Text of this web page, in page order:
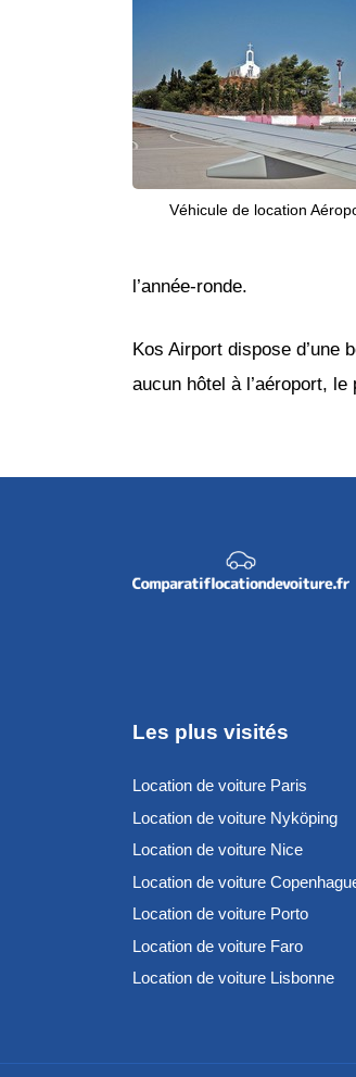
Véhicule de location
l’année-ronde.
Kos Airport dispose d’une
aucun hôtel à l’aéroport,
Les plus visités
Location de voiture Paris
Location de voiture Nyköping
Location de voiture Nice
Location de voiture
Location de voiture Porto
Location de voiture Faro
Location de voiture Lisbonne